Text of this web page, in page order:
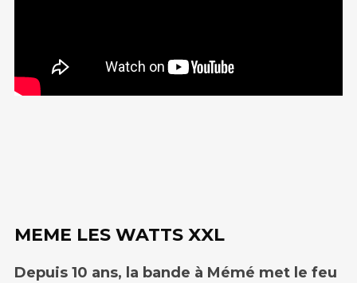
MEME LES WATTS XXL
Depuis 10 ans, la bande à Mémé met le feu